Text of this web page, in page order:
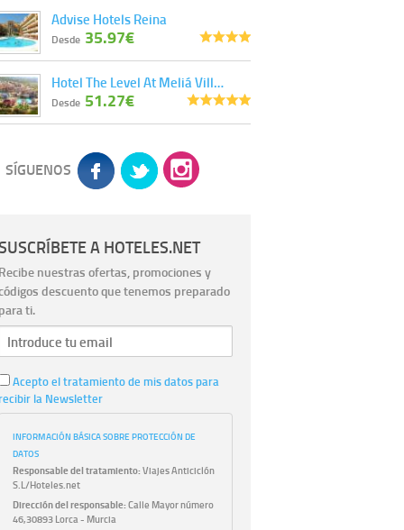
Advise Hotels Reina
Desde 35.97€
Hotel The Level At Meliá Vill…
Desde 51.27€
SÍGUENOS
A HOTELES.NET
Recibe nuestras ofertas, promociones y
descuento que tenemos preparado
para ti.
Acepto el tratamiento de mis datos para
la Newsletter
INFORMACIÓN BÁSICA SOBRE PROTECCIÓN DE
DATOS
Responsable del tratamiento:Viajes Anticiclón
S.L/Hoteles.net
Dirección del responsable:Calle Mayor número
46,30893 Lorca - Murcia